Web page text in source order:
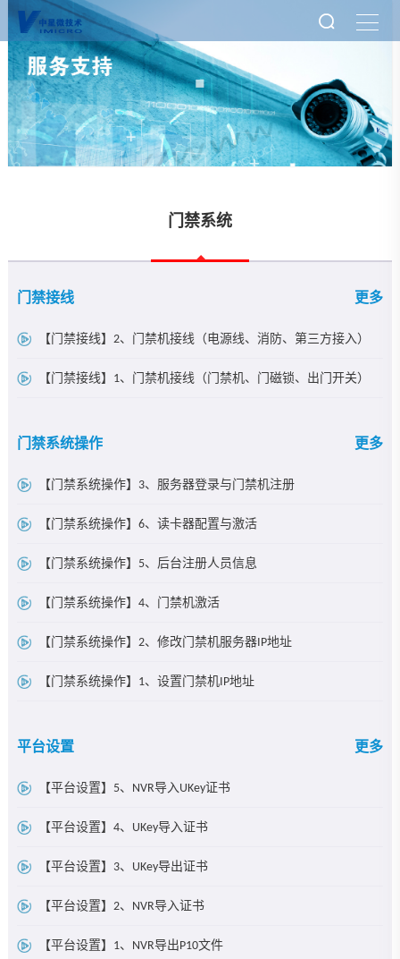
门禁系统
更多
门禁接线
【门禁接线】2、门禁机接线（电源线、消防、第三方接入）
【门禁接线】1、门禁机接线（门禁机、门磁锁、出门开关）
更多
门禁系统操作
【门禁系统操作】3、服务器登录与门禁机注册
【门禁系统操作】6、读卡器配置与激活
【门禁系统操作】5、后台注册人员信息
【门禁系统操作】4、门禁机激活
【门禁系统操作】2、修改门禁机服务器IP地址
【门禁系统操作】1、设置门禁机IP地址
更多
平台设置
【平台设置】5、NVR导入UKey证书
【平台设置】4、UKey导入证书
【平台设置】3、UKey导出证书
【平台设置】2、NVR导入证书
【平台设置】1、NVR导出P10文件